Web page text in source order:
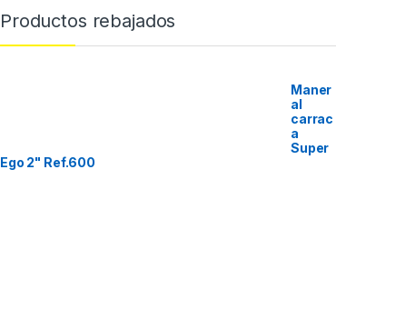
Productos rebajados
Maner
al
carrac
a
Super
Ego 2" Ref.600